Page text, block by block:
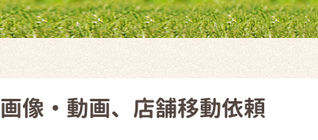
画像・動画、店舗移動依頼